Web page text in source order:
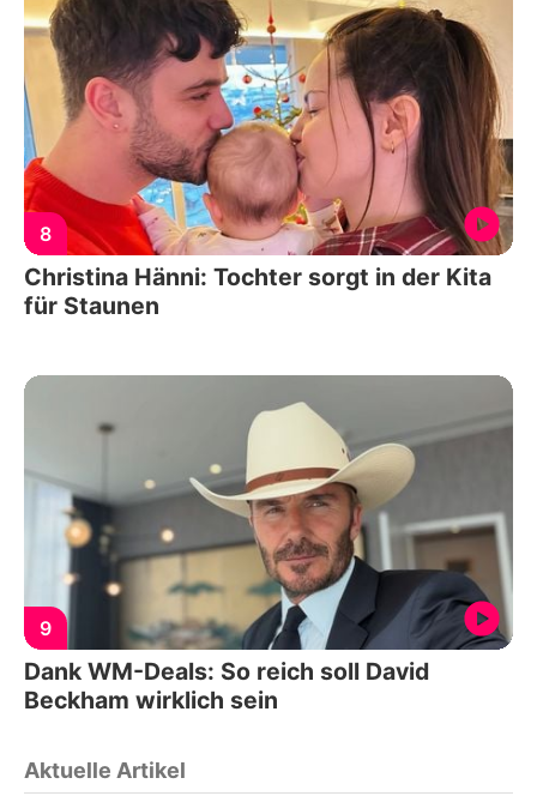
8
Christina Hänni: Tochter sorgt in der Kita
für Staunen
9
Dank WM-Deals: So reich soll David
Beckham wirklich sein
Aktuelle Artikel